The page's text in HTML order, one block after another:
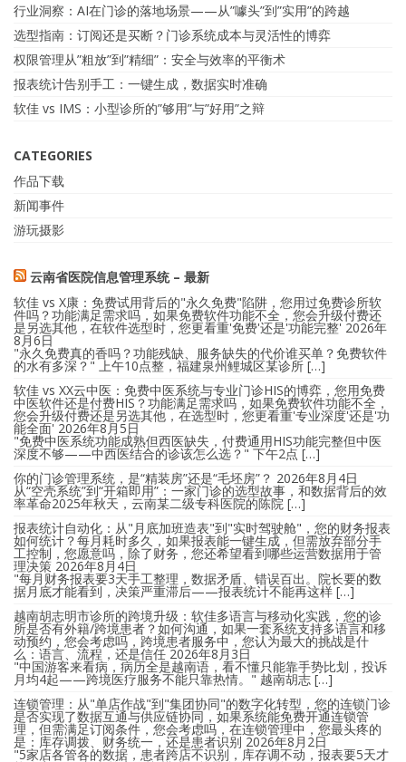
行业洞察：AI在门诊的落地场景——从”噱头”到”实用”的跨越
选型指南：订阅还是买断？门诊系统成本与灵活性的博弈
权限管理从”粗放”到”精细”：安全与效率的平衡术
报表统计告别手工：一键生成，数据实时准确
软佳 vs IMS：小型诊所的”够用”与”好用”之辩
CATEGORIES
作品下载
新闻事件
游玩摄影
云南省医院信息管理系统 – 最新
软佳 vs X康：免费试用背后的"永久免费"陷阱，您用过免费诊所软
件吗？功能满足需求吗，如果免费软件功能不全，您会升级付费还
是另选其他，在软件选型时，您更看重'免费'还是'功能完整' 2026年
8月6日
"永久免费真的香吗？功能残缺、服务缺失的代价谁买单？免费软件
的水有多深？" 上午10点整，福建泉州鲤城区某诊所 […]
软佳 vs XX云中医：免费中医系统与专业门诊HIS的博弈，您用免费
中医软件还是付费HIS？功能满足需求吗，如果免费软件功能不全，
您会升级付费还是另选其他，在选型时，您更看重'专业深度'还是'功
能全面' 2026年8月5日
"免费中医系统功能成熟但西医缺失，付费通用HIS功能完整但中医
深度不够——中西医结合的诊该怎么选？" 下午2点 […]
你的门诊管理系统，是“精装房”还是“毛坯房”？ 2026年8月4日
从“空壳系统”到“开箱即用”：一家门诊的选型故事，和数据背后的效
率革命2025年秋天，云南某二级专科医院的陈院 […]
报表统计自动化：从"月底加班造表"到"实时驾驶舱"，您的财务报表
如何统计？每月耗时多久，如果报表能一键生成，但需放弃部分手
工控制，您愿意吗，除了财务，您还希望看到哪些运营数据用于管
理决策 2026年8月4日
"每月财务报表要3天手工整理，数据矛盾、错误百出。院长要的数
据月底才能看到，决策严重滞后——报表统计不能再这样 […]
越南胡志明市诊所的跨境升级：软佳多语言与移动化实践，您的诊
所是否有外籍/跨境患者？如何沟通，如果一套系统支持多语言和移
动预约，您会考虑吗，跨境患者服务中，您认为最大的挑战是什
么：语言、流程，还是信任 2026年8月3日
"中国游客来看病，病历全是越南语，看不懂只能靠手势比划，投诉
月均4起——跨境医疗服务不能只靠热情。" 越南胡志 […]
连锁管理：从"单店作战"到"集团协同"的数字化转型，您的连锁门诊
是否实现了数据互通与供应链协同，如果系统能免费开通连锁管
理，但需满足订阅条件，您会考虑吗，在连锁管理中，您最头疼的
是：库存调拨、财务统一，还是患者识别 2026年8月2日
"5家店各管各的数据，患者跨店不识别，库存调不动，报表要5天才